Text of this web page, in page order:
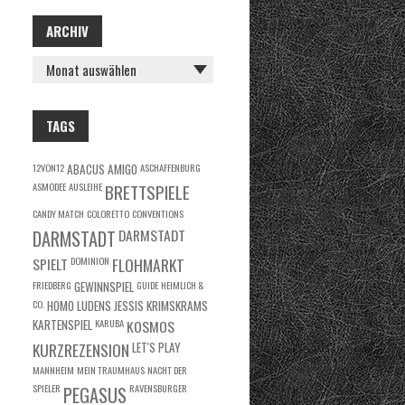
ARCHIV
ARCHIV
TAGS
12VON12ABACUS AMIGO ASCHAFFENBURG
ASMODEEAUSLEIHE BRETTSPIELE
CANDY MATCH COLORETTO CONVENTIONS
DARMSTADT DARMSTADT
SPIELT DOMINION FLOHMARKT
FRIEDBERG GEWINNSPIEL GUIDE HEIMLICH &
CO. HOMO LUDENS JESSIS KRIMSKRAMS
KARTENSPIEL KARUBA KOSMOS
KURZREZENSION LET'S PLAY
MANNHEIM MEIN TRAUMHAUS NACHT DER
SPIELER PEGASUS RAVENSBURGER